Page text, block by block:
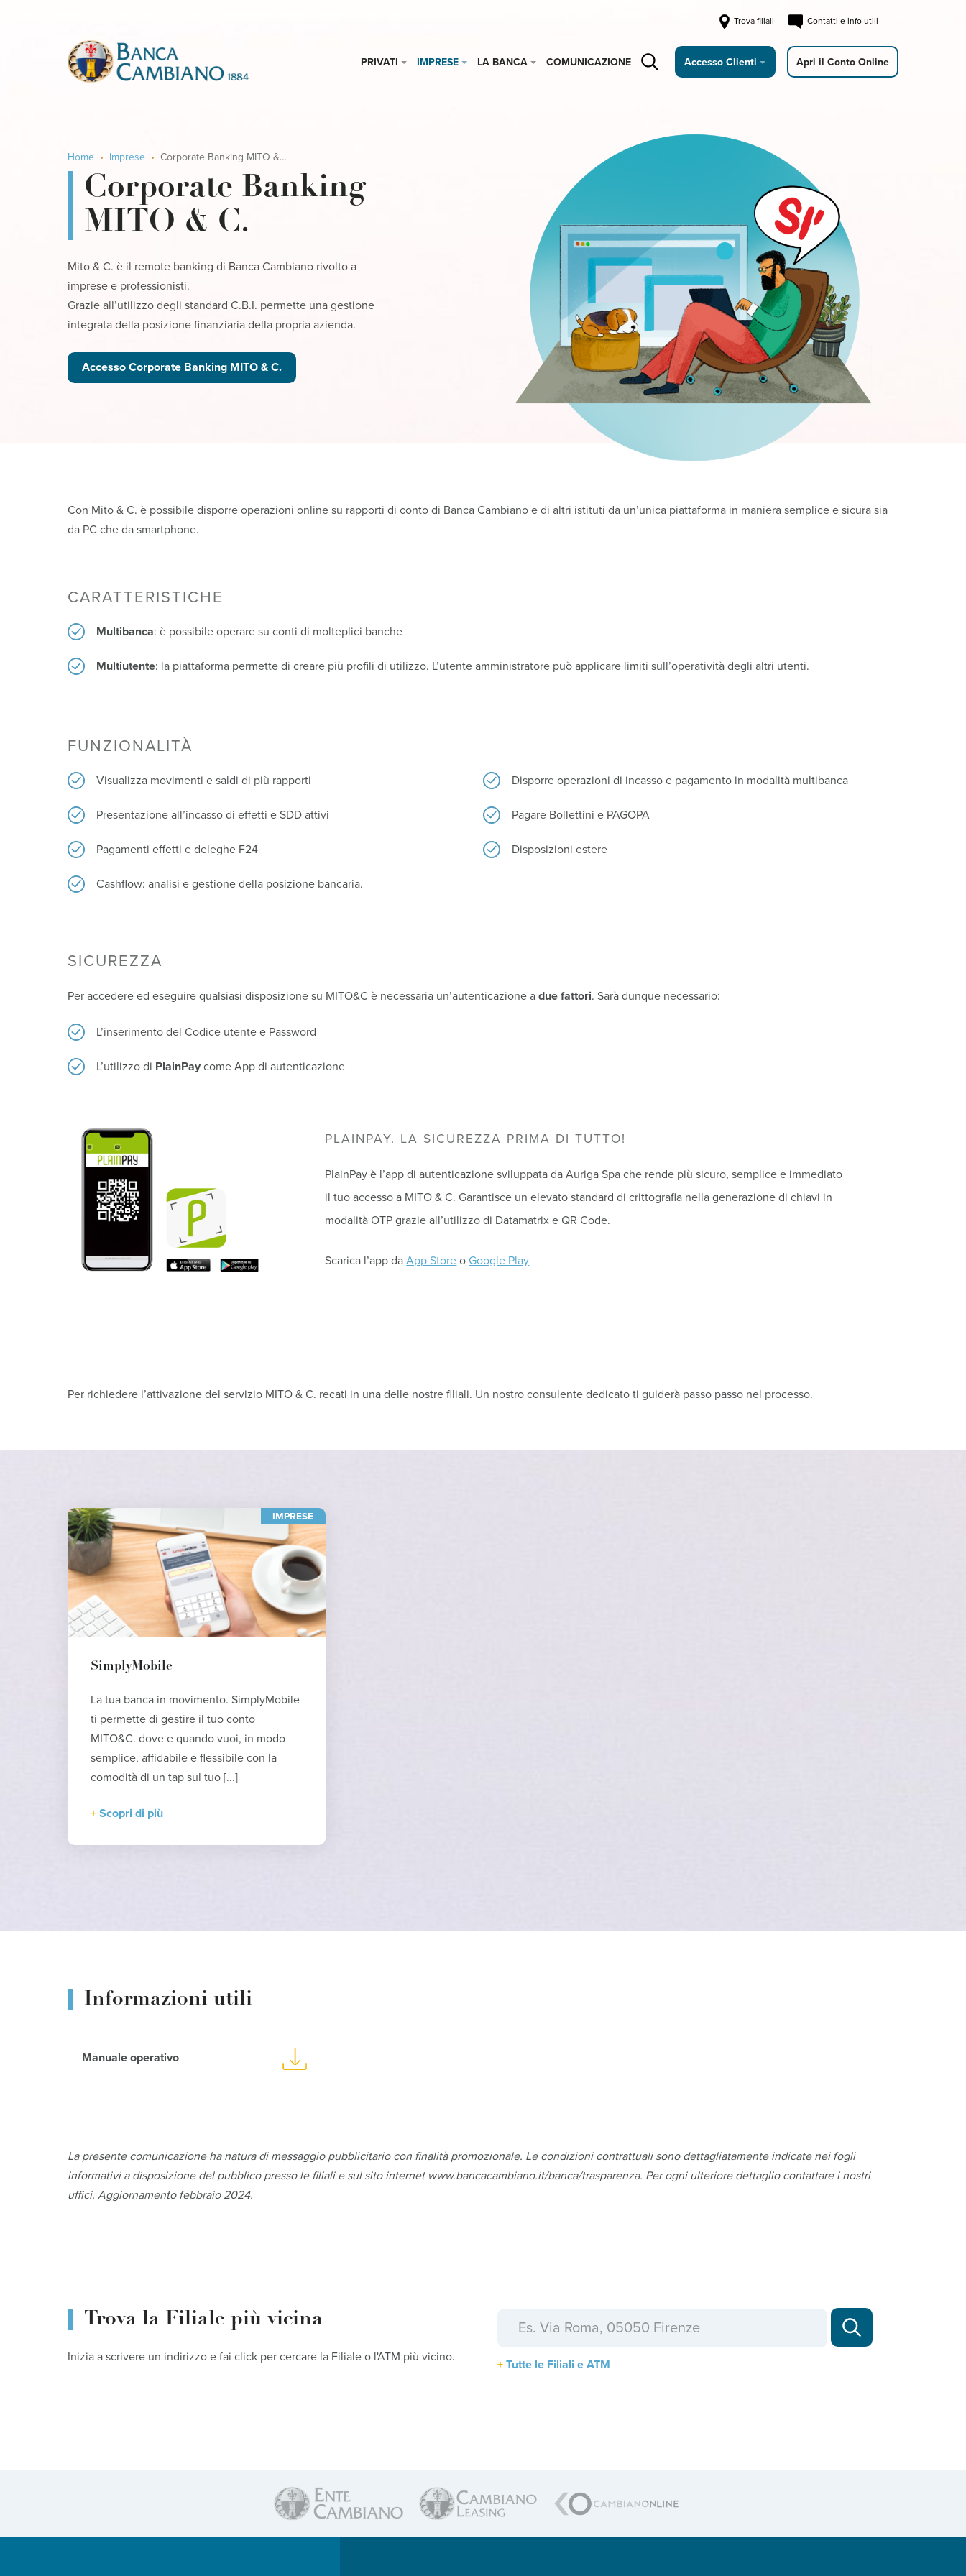
Trova filiali Contatti e info utili
PRIVATI IMPRESE LA BANCA COMUNICAZIONE Accesso Clienti Apri il Conto Online
Home Imprese Corporate Banking MITO & C.
Corporate Banking
MITO & C.
Mito & C. è il remote banking di Banca Cambiano rivolto a
imprese e professionisti.
Grazie all’utilizzo degli standard C.B.I. permette una gestione
integrata della posizione finanziaria della propria azienda.
Accesso Corporate Banking MITO & C.
Con Mito & C. è possibile disporre operazioni online su rapporti di conto di Banca Cambiano e di altri istituti da un’unica piattaforma in maniera semplice e sicura sia
da PC che da smartphone.
CARATTERISTICHE
Multibanca: è possibile operare su conti di molteplici banche
Multiutente: la piattaforma permette di creare più profili di utilizzo. L’utente amministratore può applicare limiti sull’operatività degli altri utenti.
FUNZIONALITÀ
Visualizza movimenti e saldi di più rapporti
Presentazione all’incasso di effetti e SDD attivi
Pagamenti effetti e deleghe F24
Cashflow: analisi e gestione della posizione bancaria.
Disporre operazioni di incasso e pagamento in modalità multibanca
Pagare Bollettini e PAGOPA
Disposizioni estere
SICUREZZA
Per accedere ed eseguire qualsiasi disposizione su MITO&C è necessaria un’autenticazione adue fattori. Sarà dunque necessario:
L’inserimento del Codice utente e Password
L’utilizzo di PlainPay come App di autenticazione
PLAINPAY. LA SICUREZZA PRIMA DI TUTTO!
PlainPay è l’app di autenticazione sviluppata da Auriga Spa che rende più sicuro, semplice e immediato
il tuo accesso a MITO & C. Garantisce un elevato standard di crittografia nella generazione di chiavi in
modalità OTP grazie all’utilizzo di Datamatrix e QR Code.
Scarica l’app daApp Store o Google Play
Per richiedere l’attivazione del servizio MITO & C. recati in una delle nostre filiali. Un nostro consulente dedicato ti guiderà passo passo nel processo.
IMPRESE
SimplyMobile
La tua banca in movimento. SimplyMobile
ti permette di gestire il tuo conto
MITO&C. dove e quando vuoi, in modo
semplice, affidabile e flessibile con la
comodità di un tap sul tuo [...]
Scopri di più
Informazioni utili
Manuale operativo
La presente comunicazione ha natura di messaggio pubblicitario con finalità promozionale. Le condizioni contrattuali sono dettagliatamente indicate nei fogli
informativi a disposizione del pubblico presso le filiali e sul sito internet www.bancacambiano.it/banca/trasparenza. Per ogni ulteriore dettaglio contattare i nostri
uffici. Aggiornamento febbraio 2024.
Trova la Filiale più vicina
Inizia a scrivere un indirizzo e fai click per cercare la Filiale o l'ATM più vicino.
Tutte le Filiali e ATM